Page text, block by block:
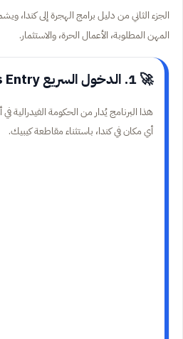
الجزء الثاني من دليل برامج الهجرة إلى كندا،
المهن المطلوبة، الأعمال الحرة، والاستثمار.
🚀 1. الدخول السريع Express Entry
هذا البرنامج يُدار من الحكومة
أي مكان في كندا، باستثناء مقاطعة كيبيك.